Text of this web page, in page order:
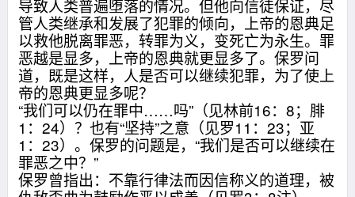
导致人类普遍堕落的情况。但他向信徒保证，尽
管人类继承和发展了犯罪的倾向，上帝的恩典足
以救他脱离罪恶，转罪为义，变死亡为永生。罪
恶越是显多，上帝的恩典就更显多了。保罗问
道，既是这样，人是否可以继续犯罪，为了使上
帝的恩典更显多呢？
“我们可以仍在罪中……吗”（见林前16：8；腓
1：24）？也有“坚持”之意（见罗11：23；亚
1：23）。保罗的问题是，“我们是否可以继续在
罪恶之中？”
保罗曾指出：不靠行律法而因信称义的道理，被